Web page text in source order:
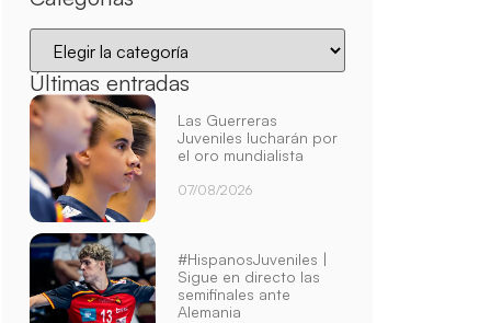
Últimas entradas
Las Guerreras
Juveniles lucharán por
el oro mundialista
07/08/2026
#HispanosJuveniles |
Sigue en directo las
semifinales ante
Alemania